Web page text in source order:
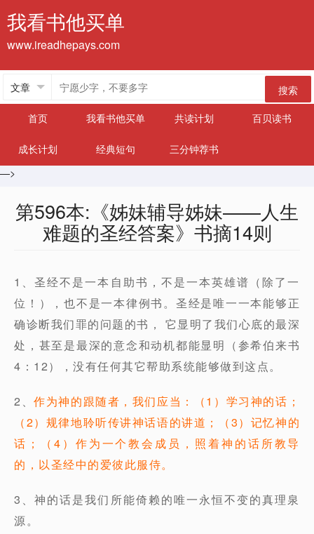
我看书他买单
www.ireadhepays.com
搜索
首页
我看书他买单 共读计划 百贝读书
成长计划 经典短句
三分钟荐书
—>
第596本:《姊妹辅导姊妹——人生
难题的圣经答案》书摘14则
1、圣经不是一本自助书，不是一本英雄谱（除了一
位！），也不是一本律例书。圣经是唯一一本能够正
确诊断我们罪的问题的书， 它显明了我们心底的最深
处，甚至是最深的意念和动机都能显明（参希伯来书
4：12），没有任何其它帮助系统能够做到这点。
2、作为神的跟随者，我们应当：（1）学习神的话；
（2）规律地聆听传讲神话语的讲道；（3）记忆神的
话；（4）作为一个教会成员，照着神的话所教导
的，以圣经中的爱彼此服侍。
3、神的话是我们所能倚赖的唯一永恒不变的真理泉
源。